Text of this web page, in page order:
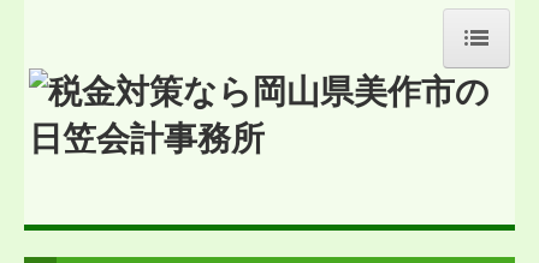
トップページ
お問合せ